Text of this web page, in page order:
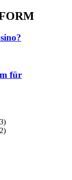
für